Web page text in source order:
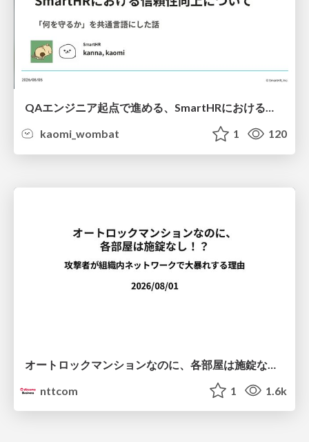
QAエンジニア起点で進める、SmartHRにおける信頼性向上について
kaomi_wombat
1 120
nttcom
1 1.6k